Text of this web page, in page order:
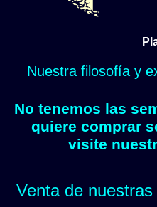
Nuestra filosofía y
No tenemos las
quiere comprar
visite
Venta de